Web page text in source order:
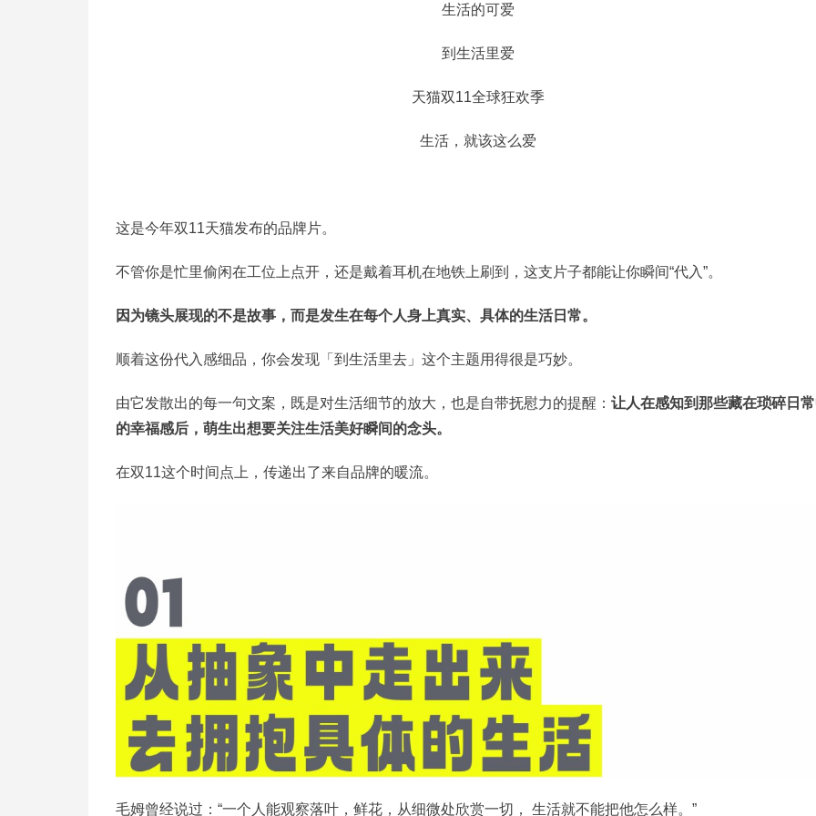
生活的可爱
到生活里爱
天猫双11全球狂欢季
生活，就该这么爱
这是今年双11天猫发布的品牌片。
不管你是忙里偷闲在工位上点开，还是戴着耳机在地铁上刷到，这支片子都能让你瞬间“代入”。
因为镜头展现的不是故事，而是发生在每个人身上真实、具体的生活日常。
顺着这份代入感细品，你会发现「到生活里去」这个主题用得很是巧妙。
由它发散出的每一句文案，既是对生活细节的放大，也是自带抚慰力的提醒： 让人在感知到那些藏在琐碎日
的幸福感后，萌生出想要关注生活美好瞬间的念头。
在双11这个时间点上，传递出了来自品牌的暖流。
毛姆曾经说过：“一个人能观察落叶，鲜花，从细微处欣赏一切， 生活就不能把他怎么样。”